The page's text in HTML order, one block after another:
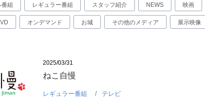
組 レギュラー番組 スタッフ紹介 NEWS 映画
オンデマンド お城 その他のメディア 展示映像
2025/03/31
ねこ自慢
レギュラー番組 テレビ